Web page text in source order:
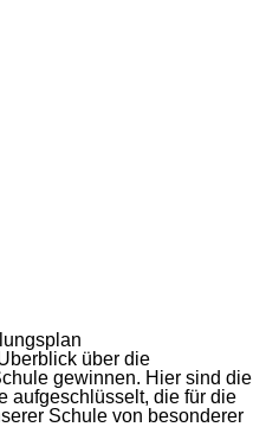
über die
gewinnen. Hier sind die
aufgeschlüsselt, die für die
Schule von besonderer